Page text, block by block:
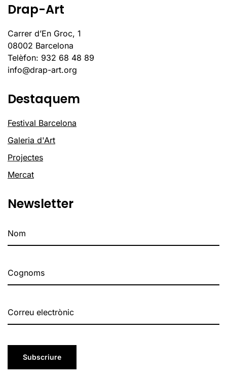
Drap-Art
Carrer d’En Groc, 1
08002 Barcelona
Telèfon: 932 68 48 89
info@drap-art.org
Destaquem
Festival Barcelona
Galeria d'Art
Projectes
Mercat
Newsletter
Subscriure